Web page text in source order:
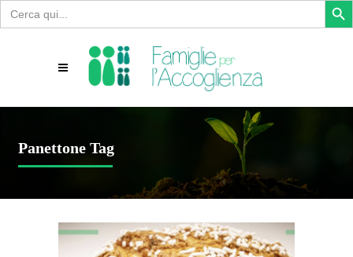
Search
for:
Panettone Tag